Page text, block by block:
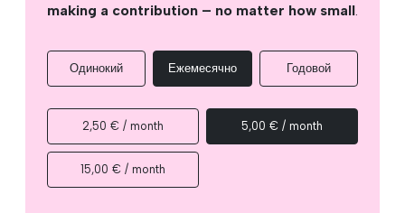
making a contribution – no matter how small.
Одинокий Ежемесячно Годовой
2,50 € / month 5,00 € / month
15,00 € / month